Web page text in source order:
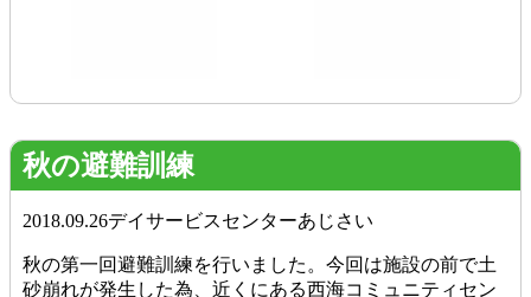
秋の避難訓練
2018.09.26デイサービスセンターあじさい
秋の第一回避難訓練を行いました。今回は施設の前で土
砂崩れが発生した為、近くにある西海コミュニティセン